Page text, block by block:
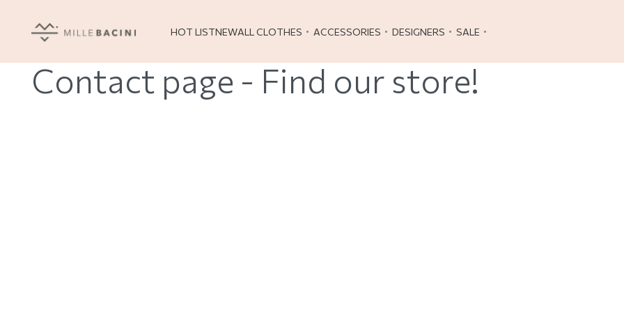
HOT LISTNEWALL CLOTHES ACCESSORIES DESIGNERS SALE
Contact page - Find our store!